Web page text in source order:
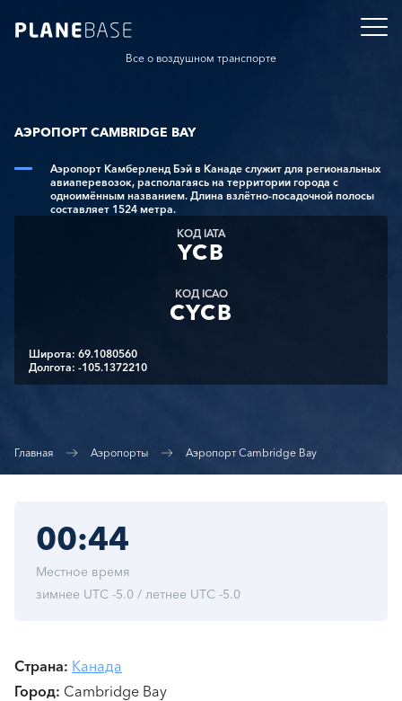
Все о воздушном транспорте
АЭРОПОРТ CAMBRIDGE BAY
Аэропорт Камберленд Бэй в Канаде служит для региональных
авиаперевозок, располагаясь на территории города с
одноимённым названием. Длина взлётно-посадочной полосы
составляет 1524 метра.
КОД IATA
YCB
КОД ICAO
CYCB
Широта: 69.1080560
Долгота: -105.1372210
Главная Аэропорты Аэропорт Cambridge Bay
00:44
Местное время
зимнее UTC -5.0 / летнее UTC -5.0
Страна Канада
Город Cambridge Bay